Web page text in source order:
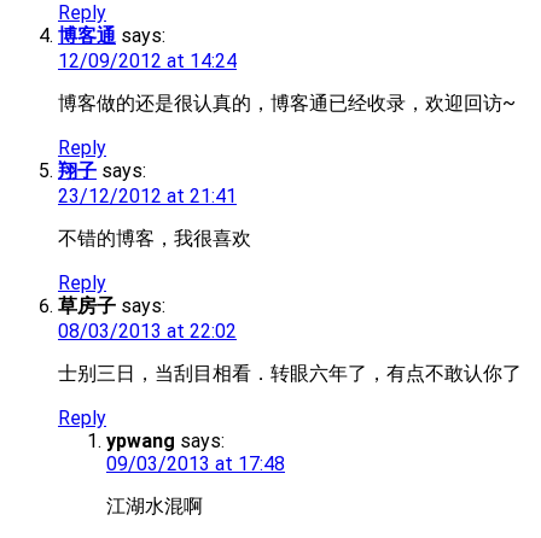
Reply
博客通 says:
12/09/2012 at 14:24
博客做的还是很认真的，博客通已经收录，欢迎回访~
Reply
翔子 says:
23/12/2012 at 21:41
不错的博客，我很喜欢
Reply
草房子 says:
08/03/2013 at 22:02
士别三日，当刮目相看．转眼六年了，有点不敢认你了
Reply
ypwang says:
09/03/2013 at 17:48
江湖水混啊